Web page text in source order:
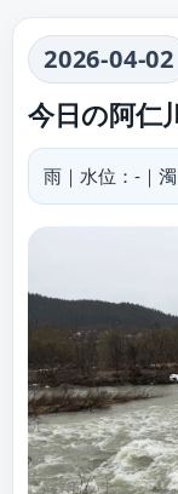
2026-04-02
今日の阿仁川
雨｜水位：-｜